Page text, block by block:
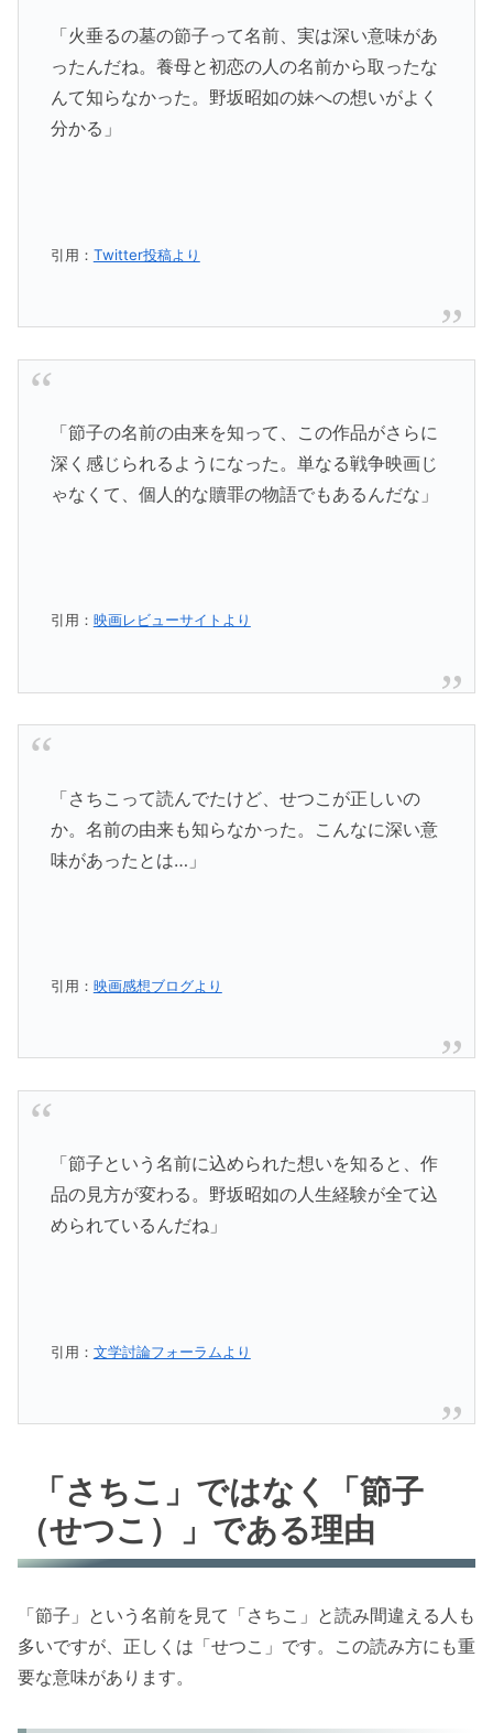
「火垂るの墓の節子って名前、実は深い意味があ
ったんだね。養母と初恋の人の名前から取ったな
んて知らなかった。野坂昭如の妹への想いがよく
分かる」
引用： Twitter投稿より
「節子の名前の由来を知って、この作品がさらに
深く感じられるようになった。単なる戦争映画じ
ゃなくて、個人的な贖罪の物語でもあるんだな」
引用： 映画レビューサイトより
「さちこって読んでたけど、せつこが正しいの
か。名前の由来も知らなかった。こんなに深い意
味があったとは…」
引用： 映画感想ブログより
「節子という名前に込められた想いを知ると、作
品の見方が変わる。野坂昭如の人生経験が全て込
められているんだね」
引用： 文学討論フォーラムより
「さちこ」ではなく「節子
（せつこ）」である理由
「節子」という名前を見て「さちこ」と読み間違える人も
多いですが、正しくは「せつこ」です。この読み方にも重
要な意味があります。